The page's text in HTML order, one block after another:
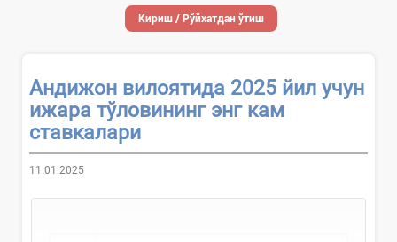
Кириш / Рўйхатдан ўтиш
Андижон вилоятида 2025 йил учун
ижара тўловининг энг кам
ставкалари
11.01.2025